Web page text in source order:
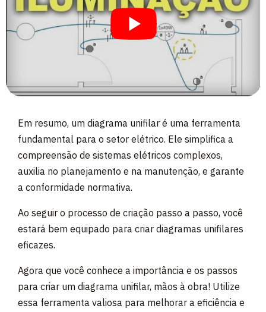
Em resumo, um diagrama unifilar é uma ferramenta
fundamental para o setor elétrico. Ele simplifica a
compreensão de sistemas elétricos complexos,
auxilia no planejamento e na manutenção, e garante
a conformidade normativa.
Ao seguir o processo de criação passo a passo, você
estará bem equipado para criar diagramas unifilares
eficazes.
Agora que você conhece a importância e os passos
para criar um diagrama unifilar, mãos à obra! Utilize
essa ferramenta valiosa para melhorar a eficiência e